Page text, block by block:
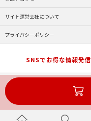
サイト運営会社について
プライバシーポリシー
SNSでお得な情報発
Copyright (C)